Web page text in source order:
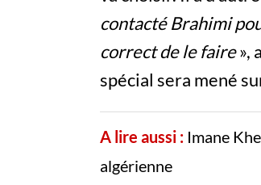
contacté Brahimi
correct de le faire»,
spécial sera mené
A lire aussi : Imane
algérienne